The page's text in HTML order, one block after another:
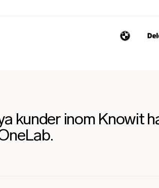
kunder inom Knowit